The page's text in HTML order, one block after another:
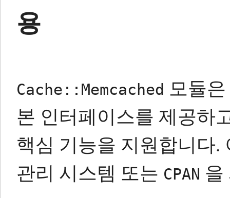
용
Cache::Memcached 모듈
본 인터페이스를 제공하
핵심 기능을 지원합니다.
관리 시스템 또는 CPAN 을